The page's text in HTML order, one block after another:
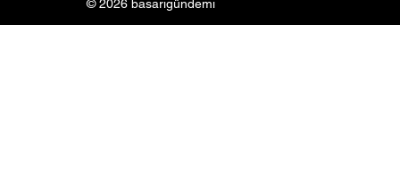
© 2026 basarigündemi